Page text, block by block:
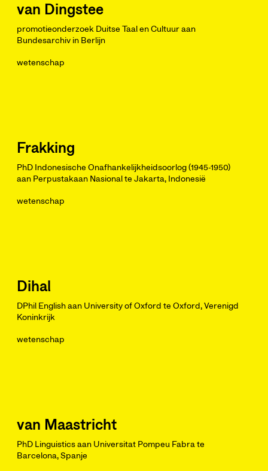
van Dingstee
promotieonderzoek Duitse Taal en Cultuur aan
Bundesarchiv in Berlijn
wetenschap
Frakking
PhD Indonesische Onafhankelijkheidsoorlog (1945-1950)
aan Perpustakaan Nasional te Jakarta, Indonesië
wetenschap
Dihal
DPhil English aan University of Oxford te Oxford, Verenigd
Koninkrijk
wetenschap
van Maastricht
PhD Linguistics aan Universitat Pompeu Fabra te
Barcelona, Spanje